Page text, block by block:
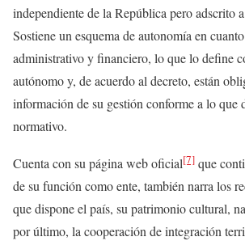
independiente de la República pero adscrito
Sostiene un esquema de autonomía en
administrativo y financiero, lo que lo define
autónomo y, de acuerdo al decreto, están
información de su gestión conforme a lo que
normativo.
Cuenta con su página web oficial[7] que
de su función como ente, también narra los
que dispone el país, su patrimonio cultural,
por último, la cooperación de integración